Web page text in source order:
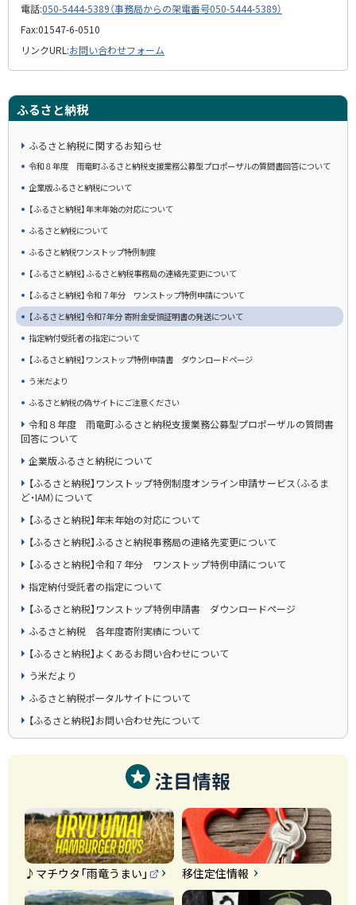
電話:050-5444-5389（事務局からの架電番号050-5444-5389）
Fax:01547-6-0510
リンクURL:お問い合わせフォーム
ふるさと納税
ふるさと納税に関するお知らせ
令和８年度 雨竜町ふるさと納税支援業務公募型プロポーザルの質問書回答について
企業版ふるさと納税について
【ふるさと納税】年末年始の対応について
ふるさと納税について
ふるさと納税ワンストップ特例制度
【ふるさと納税】ふるさと納税事務局の連絡先変更について
【ふるさと納税】令和７年分 ワンストップ特例申請について
【ふるさと納税】令和7年分 寄附金受領証明書の発送について
指定納付受託者の指定について
【ふるさと納税】ワンストップ特例申請書 ダウンロードページ
う米だより
ふるさと納税の偽サイトにご注意ください
令和８年度 雨竜町ふるさと納税支援業務公募型プロポーザルの質問書
回答について
企業版ふるさと納税について
【ふるさと納税】ワンストップ特例制度オンライン申請サービス（ふるま
ど・IAM）について
【ふるさと納税】年末年始の対応について
【ふるさと納税】ふるさと納税事務局の連絡先変更について
【ふるさと納税】令和７年分 ワンストップ特例申請について
指定納付受託者の指定について
【ふるさと納税】ワンストップ特例申請書 ダウンロードページ
ふるさと納税 各年度寄附実績について
【ふるさと納税】よくあるお問い合わせについて
う米だより
ふるさと納税ポータルサイトについて
【ふるさと納税】お問い合わせ先について
注目情報
♪マチウタ「雨竜うまい」
外
移住定住情報